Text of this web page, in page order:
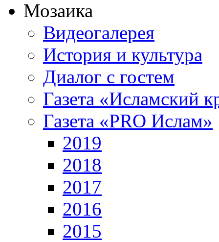
Мозаика
Видеогалерея
История и культура
Диалог с гостем
Газета «Исламский
Газета «PRO Ислам»
2019
2018
2017
2016
2015